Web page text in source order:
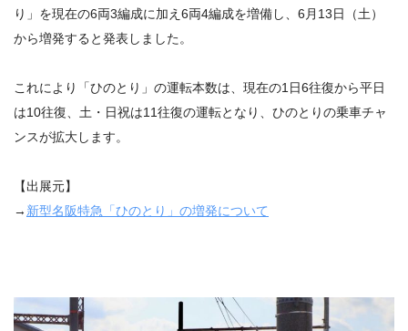
り」を現在の6両3編成に加え6両4編成を増備し、6月13日（土）
から増発すると発表しました。
これにより「ひのとり」の運転本数は、現在の1日6往復から平日
は10往復、土・日祝は11往復の運転となり、ひのとりの乗車チャ
ンスが拡大します。
【出展元】
→ 新型名阪特急「ひのとり」の増発について